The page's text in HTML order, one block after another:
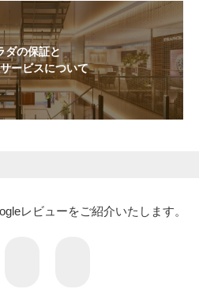
ダの保証と
ービスについて
レビューをご紹介いたします。